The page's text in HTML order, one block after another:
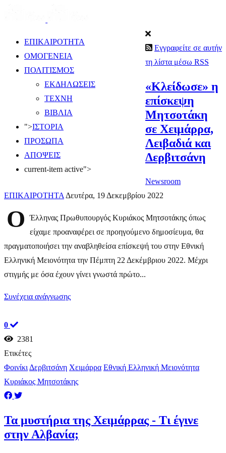
ΕΠΙΚΑΙΡΟΤΗΤΑ
ΟΜΟΓΕΝΕΙΑ
ΠΟΛΙΤΙΣΜΟΣ
ΕΚΔΗΛΩΣΕΙΣ
ΤΕΧΝΗ
ΒΙΒΛΙΑ
">ΙΣΤΟΡΙΑ
ΠΡΟΣΩΠΑ
ΑΠΟΨΕΙΣ
current-item active">
Εγγραφείτε σε αυτήν
τη λίστα μέσω RSS
«Κλείδωσε» η
επίσκεψη
Μητσοτάκη
σε Χειμάρρα,
Λειβαδιά και
Δερβιτσάνη
Newsroom
ΕΠΙΚΑΙΡΟΤΗΤΑ Δευτέρα, 19 Δεκεμβρίου 2022
Ο
Έλληνας Πρωθυπουργός Κυριάκος Μητσοτάκης όπως
είχαμε προαναφέρει σε προηγούμενο δημοσίευμα, θα
πραγματοποιήσει την αναβληθείσα επίσκεψή του στην Εθνική
Ελληνική Μειονότητα την Πέμπτη 22 Δεκέμβριου 2022. Μέχρι
στιγμής με όσα έχουν γίνει γνωστά πρώτο...
Συνέχεια ανάγνωσης
0
2381
Ετικέτες
Φοινίκι Δερβιτσάνη Χειμάρρα Εθνική Ελληνική Μειονότητα
Κυριάκος Μητσοτάκης
​Τα μυστήρια της Χειμάρρας - Τι έγινε
στην Αλβανία;